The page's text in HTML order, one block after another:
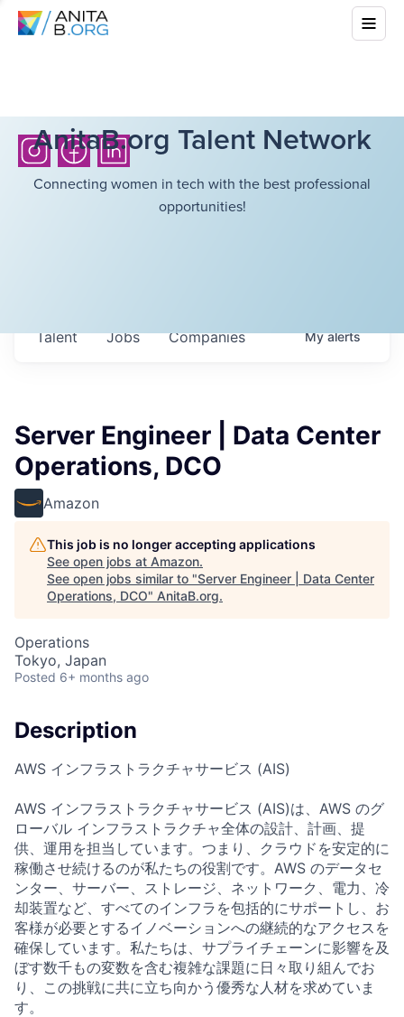
AnitaB.org Talent Network
Connecting women in tech with the best professional
opportunities!
Jobs Companies
Talent Myalerts
Server Engineer | Data Center
Operations, DCO
Amazon
This job is no longer accepting applications
See open jobs at Amazon.
See open jobs similar to "Server Engineer | Data Center
Operations, DCO" AnitaB.org.
Operations
Tokyo, Japan
Posted 6+ months ago
Description
AWS インフラストラクチャサービス (AIS)
AWS インフラストラクチャサービス (AIS)は、AWS のグ
ローバル インフラストラクチャ全体の設計、計画、提
供、運用を担当しています。つまり、クラウドを安定的に
稼働させ続けるのが私たちの役割です。AWS のデータセ
ンター、サーバー、ストレージ、ネットワーク、電力、冷
却装置など、すべてのインフラを包括的にサポートし、お
客様が必要とするイノベーションへの継続的なアクセスを
確保しています。私たちは、サプライチェーンに影響を及
ぼす数千もの変数を含む複雑な課題に日々取り組んでお
り、この挑戦に共に立ち向かう優秀な人材を求めていま
す。